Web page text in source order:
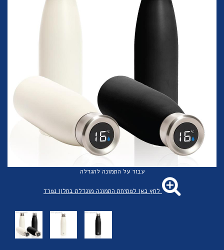
עבור על התמונה להגדלה
לחץ כאן לפתיחת התמונה מוגדלת בחלון נפרד